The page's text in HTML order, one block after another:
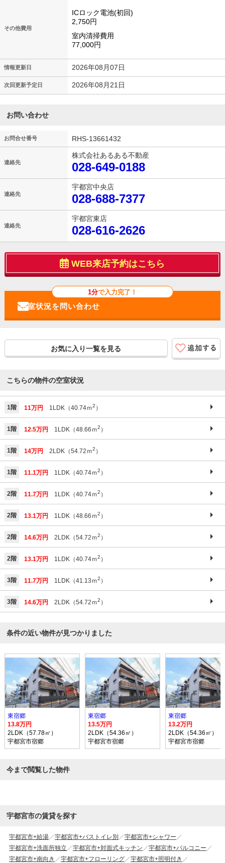
その他費用
ICロック電池(初回)
2,750円
室内清掃費用
77,000円
情報更新日 2026年08月07日
次回更新予定日 2026年08月21日
お問い合わせ
お問合せ番号 RHS-13661432
連絡先
株式会社あるある不動産
028-649-0188
連絡先
宇都宮中央店
028-688-7377
連絡先
宇都宮東店
028-616-2626
WEB来店予約はこちら
1分で入力完了！
お気に入り一覧を見る
こちらの物件の空室状況
1階 11万円 1LDK（40.74ｍ2 ）
1階 12.5万円 1LDK（48.66ｍ2 ）
1階 14万円 2LDK（54.72ｍ2 ）
1階 11.1万円 1LDK（40.74ｍ2 ）
2階 11.7万円 1LDK（40.74ｍ2 ）
2階 13.1万円 1LDK（48.66ｍ2 ）
2階 14.6万円 2LDK（54.72ｍ2 ）
2階 13.1万円 1LDK（40.74ｍ2 ）
3階 11.7万円 1LDK（41.13ｍ2 ）
3階 14.6万円 2LDK（54.72ｍ2 ）
条件の近い物件が見つかりました
東宿郷
13.8万円
2LDK（57.78㎡）
宇都宮市宿郷
東宿郷
13.5万円
2LDK（54.36㎡）
宇都宮市宿郷
東宿郷
13.2万円
2LDK（54.36㎡）
宇都宮市宿郷
今まで閲覧した物件
宇都宮市の賃貸を探す
宇都宮市+給湯 宇都宮市+バストイレ別
宇都宮市+シャワー
宇都宮市+洗面所独立
宇都宮市+対面式キッチン
宇都宮市+バルコニー
宇都宮市+南向き
宇都宮市+フローリング
宇都宮市+照明付き